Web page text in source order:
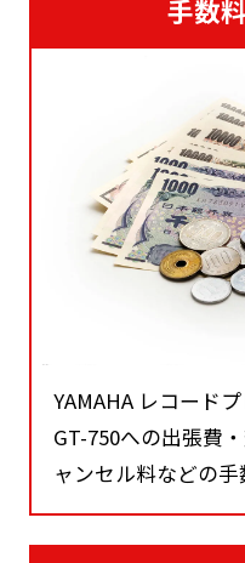
手数
YAMAHA レコード
GT-750への出張費
ャンセル料などの手